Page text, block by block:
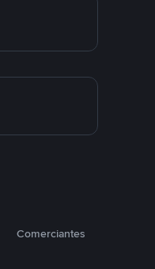
Comerciantes